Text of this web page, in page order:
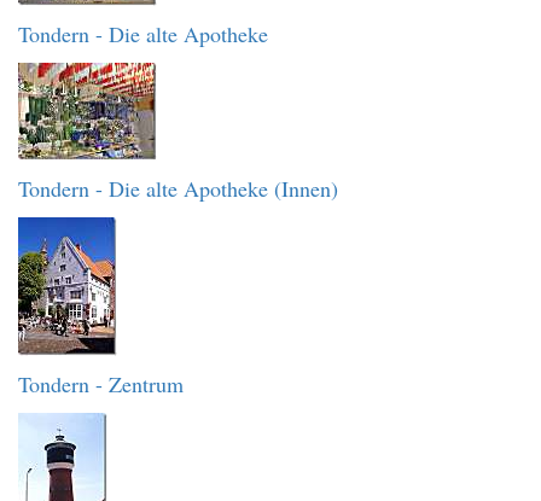
Tondern - Die alte Apotheke
Tondern - Die alte Apotheke (Innen)
Tondern - Zentrum